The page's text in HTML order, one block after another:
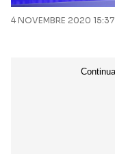
4 NOVEMBRE 2020 15:37